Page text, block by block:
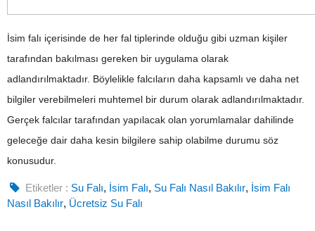
İsim falı içerisinde de her fal tiplerinde olduğu gibi uzman kişiler
tarafından bakılması gereken bir uygulama olarak
adlandırılmaktadır. Böylelikle falcıların daha kapsamlı ve daha net
bilgiler verebilmeleri muhtemel bir durum olarak adlandırılmaktadır.
Gerçek falcılar tarafından yapılacak olan yorumlamalar dahilinde
geleceğe dair daha kesin bilgilere sahip olabilme durumu söz
konusudur.
Etiketler : Su Falı, İsim Falı, Su Falı Nasıl Bakılır, İsim Falı
Nasıl Bakılır, Ücretsiz Su Falı